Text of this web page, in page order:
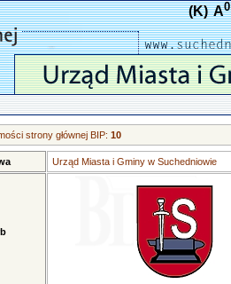
(K) A0
strony głównej BIP: 10
Urząd Miasta i Gminy w Suchedniowie